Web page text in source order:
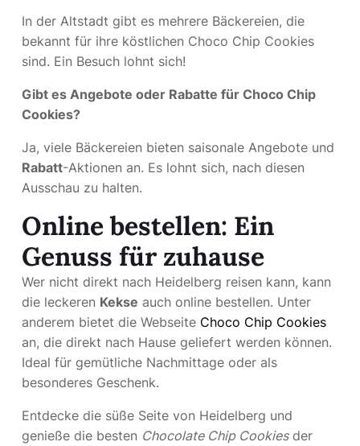
In der Altstadt gibt es mehrere Bäckereien, die
bekannt für ihre köstlichen Choco Chip Cookies
sind. Ein Besuch lohnt sich!
Gibt es Angebote oder Rabatte für Choco Chip
Cookies?
Ja, viele Bäckereien bieten saisonale Angebote und
Rabatt-Aktionen an. Es lohnt sich, nach diesen
Ausschau zu halten.
Online bestellen: Ein
Genuss für zuhause
Wer nicht direkt nach Heidelberg reisen kann, kann
die leckeren Kekse auch online bestellen. Unter
anderem bietet die Webseite Choco Chip Cookies
an, die direkt nach Hause geliefert werden können.
Ideal für gemütliche Nachmittage oder als
besonderes Geschenk.
Entdecke die süße Seite von Heidelberg und
genieße die besten Chocolate Chip Cookiesder